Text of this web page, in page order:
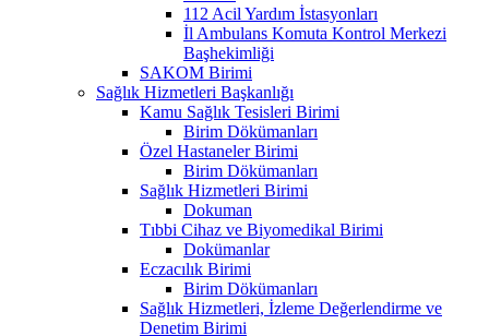
112 Acil Yardım İstasyonları
İl Ambulans Komuta Kontrol Merkezi
Başhekimliği
SAKOM Birimi
Sağlık Hizmetleri Başkanlığı
Kamu Sağlık Tesisleri Birimi
Birim Dökümanları
Özel Hastaneler Birimi
Birim Dökümanları
Sağlık Hizmetleri Birimi
Dokuman
Tıbbi Cihaz ve Biyomedikal Birimi
Dokümanlar
Eczacılık Birimi
Birim Dökümanları
Sağlık Hizmetleri, İzleme Değerlendirme ve
Denetim Birimi